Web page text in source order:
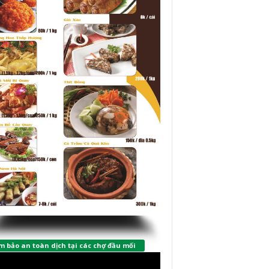
bảo an toàn dịch tại các chợ đầu mối